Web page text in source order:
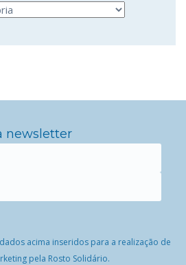
newsletter
acima inseridos para a realização de
pela Rosto Solidário.